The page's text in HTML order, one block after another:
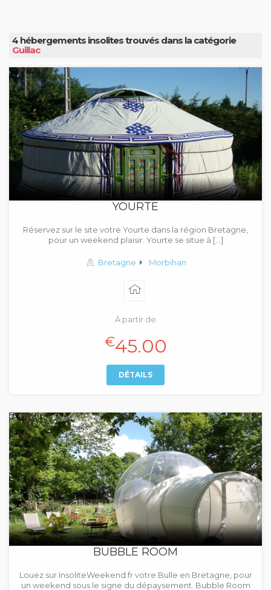
4 hébergements insolites trouvés dans la catégorie
Guillac
YOURTE
Réservez sur le site votre Yourte dans la région Bretagne,
pour un weekend plaisir. Yourte se situe à […]
Bretagne Morbihan
À partir de
€45.00
DÉTAILS
BUBBLE ROOM
Louez sur InsoliteWeekend.fr votre Bulle en Bretagne, pour
un weekend sous le signe du dépaysement. Bubble Room